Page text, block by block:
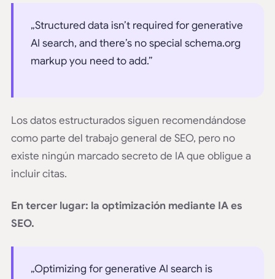
„Structured data isn’t required for generative
AI search, and there’s no special schema.org
markup you need to add.”
Los datos estructurados siguen recomendándose
como parte del trabajo general de SEO, pero no
existe ningún marcado secreto de IA que obligue a
incluir citas.
En tercer lugar: la optimización mediante IA es
SEO.
„Optimizing for generative AI search is